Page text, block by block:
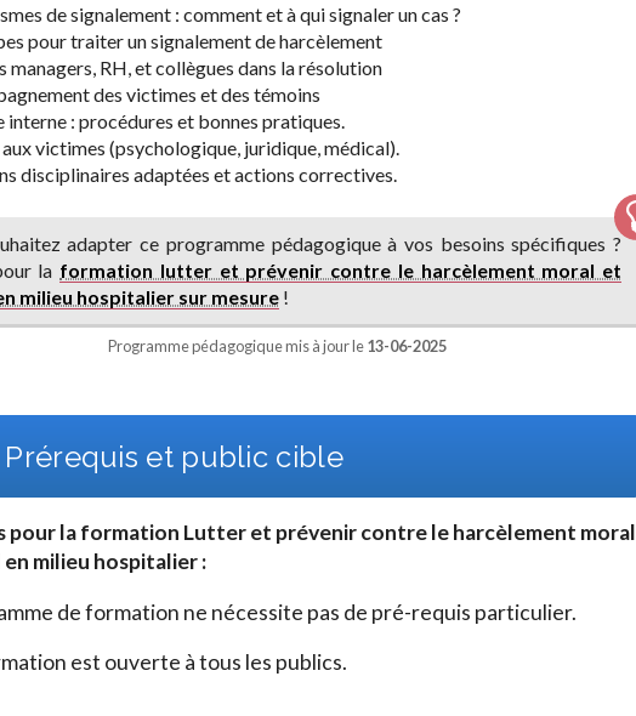
de signalement : comment et à qui signaler un cas ?
pour traiter un signalement de harcèlement
managers, RH, et collègues dans la résolution
des victimes et des témoins
interne : procédures et bonnes pratiques.
victimes (psychologique, juridique, médical).
disciplinaires adaptées et actions correctives.
adapter ce programme pédagogique à vos besoins spécifiques ?
la formation lutter et prévenir contre le harcèlement moral et
milieu hospitalier sur mesure !
Programme pédagogique mis à jour le13-06-2025
Prérequis et public cible
pour la formation Lutter et prévenir contre le harcèlement moral
en milieu hospitalier:
de formation ne nécessite pas de pré-requis particulier.
est ouverte à tous les publics.